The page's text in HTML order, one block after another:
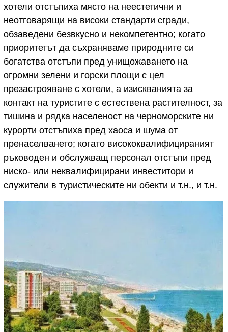
хотели отстъпиха място на неестетични и
неотговарящи на високи стандарти сгради,
обзаведени безвкусно и некомпетентно; когато
приоритетът да съхраняваме природните си
богатства отстъпи пред унищожаването на
огромни зелени и горски площи с цел
презастрояване с хотели, а изискванията за
контакт на туристите с естествена растителност, за
тишина и рядка населеност на черноморските ни
курорти отстъпиха пред хаоса и шума от
пренаселването; когато висококвалифицираният
ръководен и обслужващ персонал отстъпи пред
ниско- или неквалифицирани инвеститори и
служители в туристическите ни обекти и т.н., и т.н.